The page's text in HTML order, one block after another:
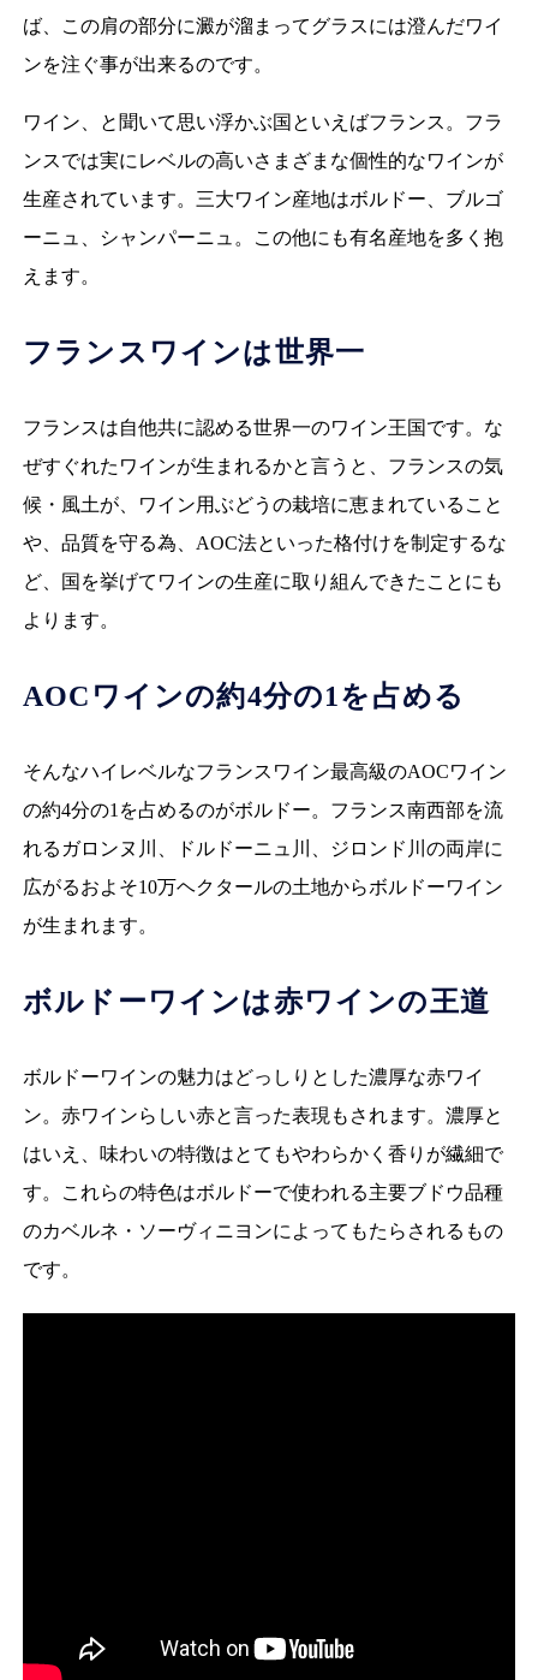
ば、この肩の部分に澱が溜まってグラスには澄んだワイ
ンを注ぐ事が出来るのです。
ワイン、と聞いて思い浮かぶ国といえばフランス。フラ
ンスでは実にレベルの高いさまざまな個性的なワインが
生産されています。三大ワイン産地はボルドー、ブルゴ
ーニュ、シャンパーニュ。この他にも有名産地を多く抱
えます。
フランスワインは世界一
フランスは自他共に認める世界一のワイン王国です。な
ぜすぐれたワインが生まれるかと言うと、フランスの気
候・風土が、ワイン用ぶどうの栽培に恵まれていること
や、品質を守る為、AOC法といった格付けを制定するな
ど、国を挙げてワインの生産に取り組んできたことにも
よります。
AOCワインの約4分の1を占める
そんなハイレベルなフランスワイン最高級のAOCワイン
の約4分の1を占めるのがボルドー。フランス南西部を流
れるガロンヌ川、ドルドーニュ川、ジロンド川の両岸に
広がるおよそ10万ヘクタールの土地からボルドーワイン
が生まれます。
ボルドーワインは赤ワインの王道
ボルドーワインの魅力はどっしりとした濃厚な赤ワイ
ン。赤ワインらしい赤と言った表現もされます。濃厚と
はいえ、味わいの特徴はとてもやわらかく香りが繊細で
す。これらの特色はボルドーで使われる主要ブドウ品種
のカベルネ・ソーヴィニヨンによってもたらされるもの
です。